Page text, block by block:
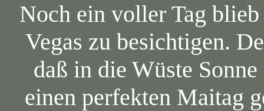
Noch ein voller Tag
Vegas zu besichtigen.
daß in die Wüste
einen perfekten Maitag